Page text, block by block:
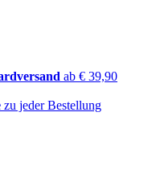
ab € 39,90
zu jeder Bestellung